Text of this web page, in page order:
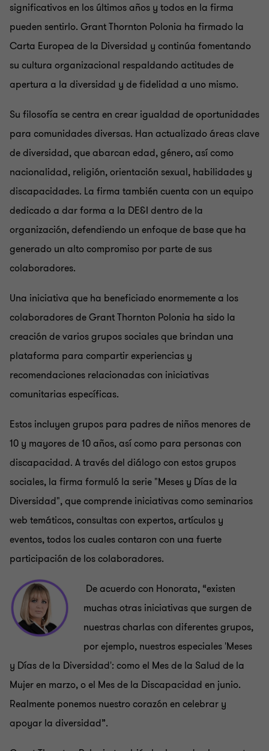
significativos en los últimos años y todos en la firma
pueden sentirlo. Grant Thornton Polonia ha firmado la
Carta Europea de la Diversidad y continúa fomentando
su cultura organizacional respaldando actitudes de
apertura a la diversidad y de fidelidad a uno mismo.
Su filosofía se centra en crear igualdad de oportunidades
para comunidades diversas. Han actualizado áreas clave
de diversidad, que abarcan edad, género, así como
nacionalidad, religión, orientación sexual, habilidades y
discapacidades. La firma también cuenta con un equipo
dedicado a dar forma a la DE&I dentro de la
organización, defendiendo un enfoque de base que ha
generado un alto compromiso por parte de sus
colaboradores.
Una iniciativa que ha beneficiado enormemente a los
colaboradores de Grant Thornton Polonia ha sido la
creación de varios grupos sociales que brindan una
plataforma para compartir experiencias y
recomendaciones relacionadas con iniciativas
comunitarias específicas.
Estos incluyen grupos para padres de niños menores de
10 y mayores de 10 años, así como para personas con
discapacidad. A través del diálogo con estos grupos
sociales, la firma formuló la serie "Meses y Días de la
Diversidad", que comprende iniciativas como seminarios
web temáticos, consultas con expertos, artículos y
eventos, todos los cuales contaron con una fuerte
participación de los colaboradores.
De acuerdo con Honorata, “existen
muchas otras iniciativas que surgen de
nuestras charlas con diferentes grupos,
por ejemplo, nuestros especiales 'Meses
y Días de la Diversidad': como el Mes de la Salud de la
Mujer en marzo, o el Mes de la Discapacidad en junio.
Realmente ponemos nuestro corazón en celebrar y
apoyar la diversidad”.